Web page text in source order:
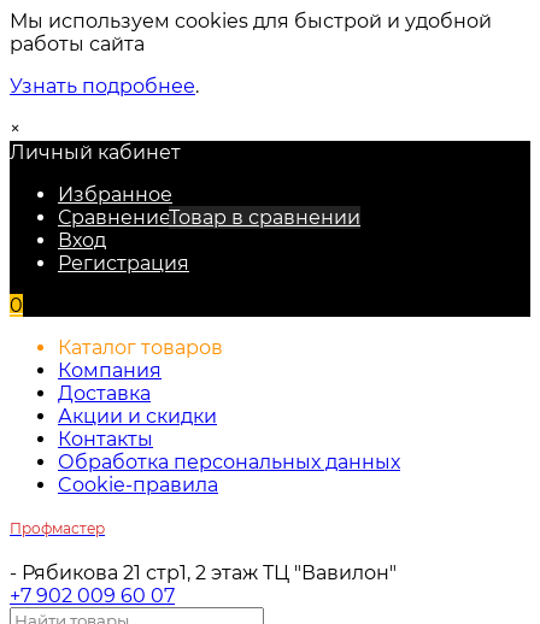
Мы используем cookies для быстрой и удобной
работы сайта
Узнать подробнее.
×
Личный кабинет
Избранное
СравнениеТовар в сравнении
Вход
Регистрация
0
Каталог товаров
Компания
Доставка
Акции и скидки
Контакты
Обработка персональных данных
Cookie-правила
Профмастер
- Рябикова 21 стр1, 2 этаж ТЦ "Вавилон"
+7 902 009 60 07